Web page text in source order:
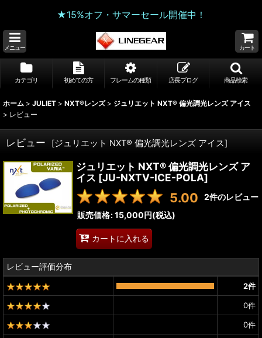
★15%オフ・サマーセール開催中！
メニュー カート
カテゴリ 初めての方 フレームの種類 店長ブログ 商品検索
ホーム > JULIET > NXT®レンズ > ジュリエット NXT® 偏光調光レンズ アイス
> レビュー
レビュー [ジュリエット NXT® 偏光調光レンズ アイス]
ジュリエット NXT® 偏光調光レンズ ア
イス [JU-NXTV-ICE-POLA]
5.00 2件のレビュー
販売価格:15,000円(税込)
カートに入れる
レビュー評価分布
2件
0件
0件